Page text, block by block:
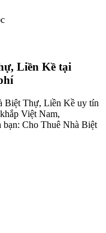
Liền Kề tại
Biệt Thự, Liền Kề uy tín
Việt Nam,
Cho Thuê Nhà Biệt